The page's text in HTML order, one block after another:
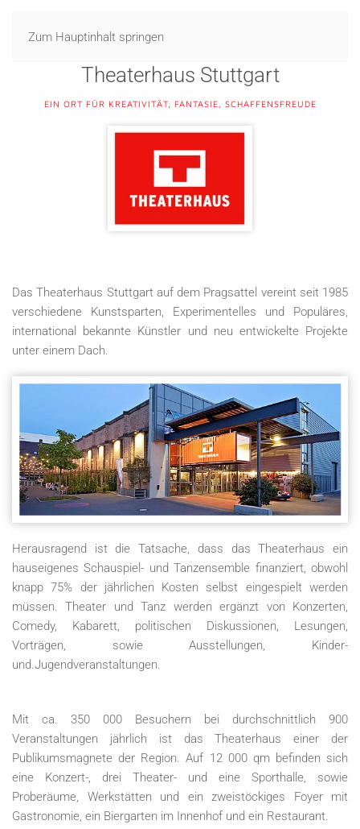
Zum Hauptinhalt springen
Theaterhaus Stuttgart
EIN ORT FÜR KREATIVITÄT, FANTASIE, SCHAFFENSFREUDE
Das Theaterhaus Stuttgart auf dem Pragsattel vereint seit 1985
verschiedene Kunstsparten, Experimentelles und Populäres,
international bekannte Künstler und neu entwickelte Projekte
unter einem Dach.
Herausragend ist die Tatsache, dass das Theaterhaus ein
hauseigenes Schauspiel- und Tanzensemble finanziert, obwohl
knapp 75% der jährlichen Kosten selbst eingespielt werden
müssen. Theater und Tanz werden ergänzt von Konzerten,
Comedy, Kabarett, politischen Diskussionen, Lesungen,
Vorträgen, sowie Ausstellungen, Kinder-
und.Jugendveranstaltungen.
Mit ca. 350 000 Besuchern bei durchschnittlich 900
Veranstaltungen jährlich ist das Theaterhaus einer der
Publikumsmagnete der Region. Auf 12 000 qm befinden sich
eine Konzert-, drei Theater- und eine Sporthalle, sowie
Proberäume, Werkstätten und ein zweistöckiges Foyer mit
Gastronomie, ein Biergarten im Innenhof und ein Restaurant.